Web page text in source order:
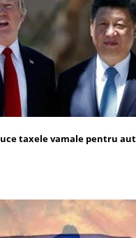
taxele vamale pentru